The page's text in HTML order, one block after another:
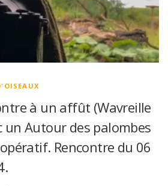
à un affût (Wavreille
un Autour des palombes
Rencontre du 06